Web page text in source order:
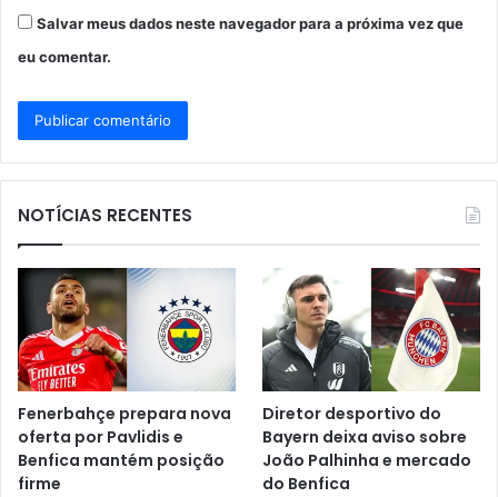
Salvar meus dados neste navegador para a próxima vez que
eu comentar.
NOTÍCIAS RECENTES
Fenerbahçe prepara nova
oferta por Pavlidis e
Benfica mantém posição
firme
Diretor desportivo do
Bayern deixa aviso sobre
João Palhinha e mercado
do Benfica